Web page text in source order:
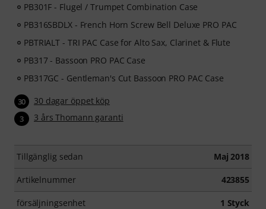
PB301F - Flugel / Trumpet Combination Case
PB316SBDLX - French Horn Screw Bell Deluxe PRO PAC
PBTRIALT - TRI PAC Case for Alto Sax, Clarinet & Flute
PB317 - Bassoon PRO PAC Case
PB317GC - Gentleman's Cut Bassoon PRO PAC Case
30 30 dagar öppet köp
3 3 års Thomann garanti
Tillgänglig sedan Maj 2018
Artikelnummer 423855
försäljningsenhet 1 Styck